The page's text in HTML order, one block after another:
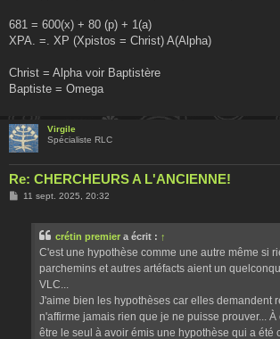
681 = 600(x) + 80 (p) + 1(a)
XPA. =. XP (Xpistos = Christ) A(Alpha)
Christ = Alpha voir Baptistère
Baptiste = Omega
Virgile
Spécialiste RLC
Re: CHERCHEURS A L'ANCIENNE!
M
11 sept. 2025, 20:32
crétin premier a écrit : ↑
C'est une hypothèse comme une autre même si
parchemins et autres artéfacts aient un
VLC...
J'aime bien les hypothèses car elles demandent
n'affirme jamais rien que je ne puisse prouver...
être le seul à avoir émis une hypothèse qui a été